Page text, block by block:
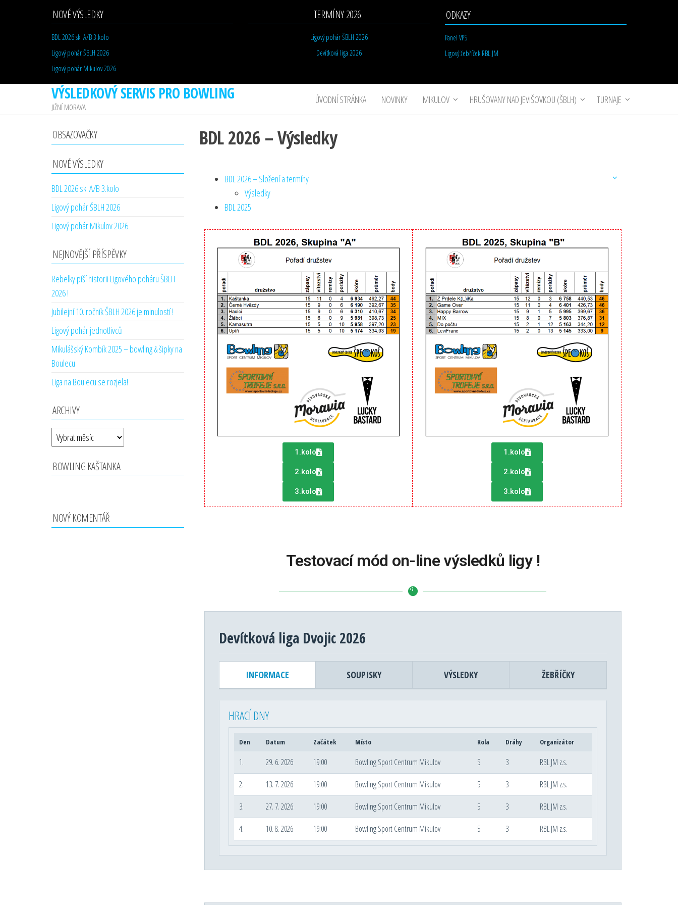
NOVÉ VÝSLEDKY
BDL 2026 sk. A/B 3.kolo
Ligový pohár ŠBLH 2026
Ligový pohár Mikulov 2026
TERMÍNY 2026
Ligový pohár ŠBLH 2026
Devítková liga 2026
ODKAZY
Panel VPS
Ligový žebříček RBL JM
VÝSLEDKOVÝ SERVIS PRO BOWLING
JIŽNÍ MORAVA
ÚVODNÍ STRÁNKA NOVINKY MIKULOV HRUŠOVANY NAD JEVIŠOVKOU (ŠBLH) TURNAJE
BDL 2026 – Výsledky
BDL 2026 – Složení a termíny
Výsledky
BDL 2025
1.kolo
2.kolo
3.kolo
1.kolo
2.kolo
3.kolo
Testovací mód on-line výsledků ligy !
Devítková liga Dvojic 2026
INFORMACE SOUPISKY VÝSLEDKY ŽEBŘÍČKY
HRACÍ DNY
Den Datum Začátek Místo Kola Dráhy Organizátor
1. 29. 6. 2026 19:00 Bowling Sport Centrum Mikulov 5 3
RBL JM z.s.
2.
13. 7. 2026 19:00 Bowling Sport Centrum Mikulov 5 3
RBL JM z.s.
3.
27. 7. 2026 19:00 Bowling Sport Centrum Mikulov 5 3
RBL JM z.s.
4.
10. 8. 2026 19:00 Bowling Sport Centrum Mikulov 5 3 RBL JM z.s.
OBSAZOVAČKY
NOVÉ VÝSLEDKY
BDL 2026 sk. A/B 3.kolo
Ligový pohár ŠBLH 2026
Ligový pohár Mikulov 2026
NEJNOVĚJŠÍ PŘÍSPĚVKY
Rebelky píší historii Ligového poháru ŠBLH
2026 !
Jubilejní 10. ročník ŠBLH 2026 je minulostí !
Ligový pohár jednotlivců
Mikulášský Kombík 2025 – bowling & šipky na
Boulecu
Liga na Boulecu se rozjela!
ARCHIVY
BOWLING KAŠTANKA
NOVÝ KOMENTÁŘ